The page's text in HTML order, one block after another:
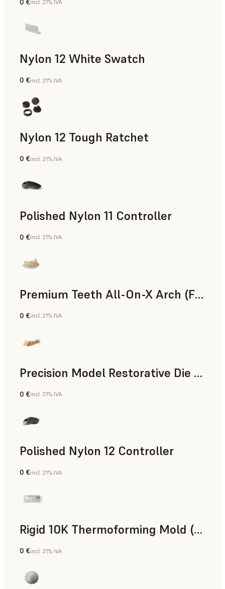
Polvo para SLS
incl. 21% IVA
Nylon 12 White Swatch
Polvo para SLS
0 €incl. 21% IVA
Nylon 12 Tough Ratchet
Polvo para SLS
0 €incl. 21% IVA
Polished Nylon 11 Controller
Polvo para SLS
0 €incl. 21% IVA
Premium Teeth All-On-X Arch (Form 4)
Odontología
0 €incl. 21% IVA
Precision Model Restorative Die Model
Odontología
0 €incl. 21% IVA
Polished Nylon 12 Controller
Polvo para SLS
0 €incl. 21% IVA
Rigid 10K Thermoforming Mold (Form 4)
Ingeniería
0 €incl. 21% IVA